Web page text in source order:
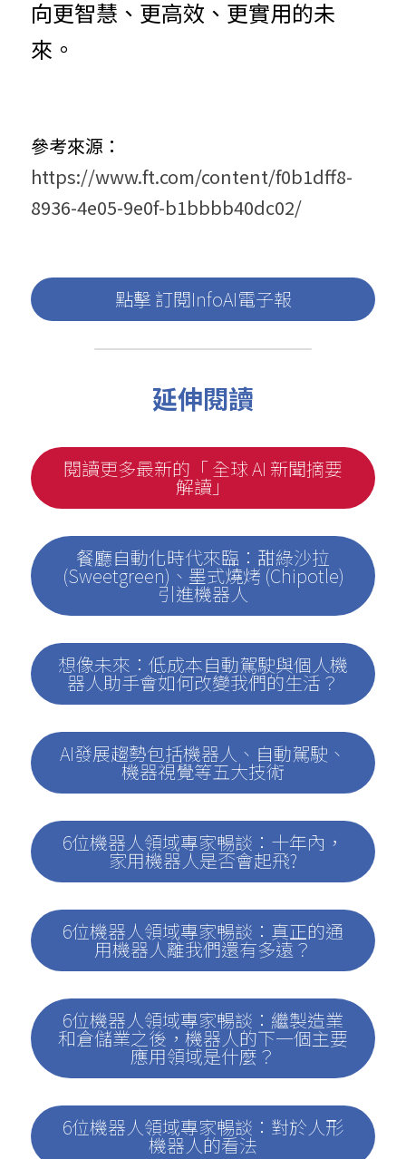
向更智慧、更高效、更實用的未
來。
參考來源：
https://www.ft.com/content/f0b1dff8-
8936-4e05-9e0f-b1bbbb40dc02/
點擊 訂閱InfoAI電子報
延伸閱讀
閱讀更多最新的「 全球 AI 新聞摘要
解讀」
餐廳自動化時代來臨：甜綠沙拉
(Sweetgreen)、墨式燒烤 (Chipotle)
引進機器人
想像未來：低成本自動駕駛與個人機
器人助手會如何改變我們的生活？
AI發展趨勢包括機器人、自動駕駛、
機器視覺等五大技術
6位機器人領域專家暢談：十年內，
家用機器人是否會起飛?
6位機器人領域專家暢談：真正的通
用機器人離我們還有多遠？
6位機器人領域專家暢談：繼製造業
和倉儲業之後，機器人的下一個主要
應用領域是什麼？
6位機器人領域專家暢談：對於人形
機器人的看法